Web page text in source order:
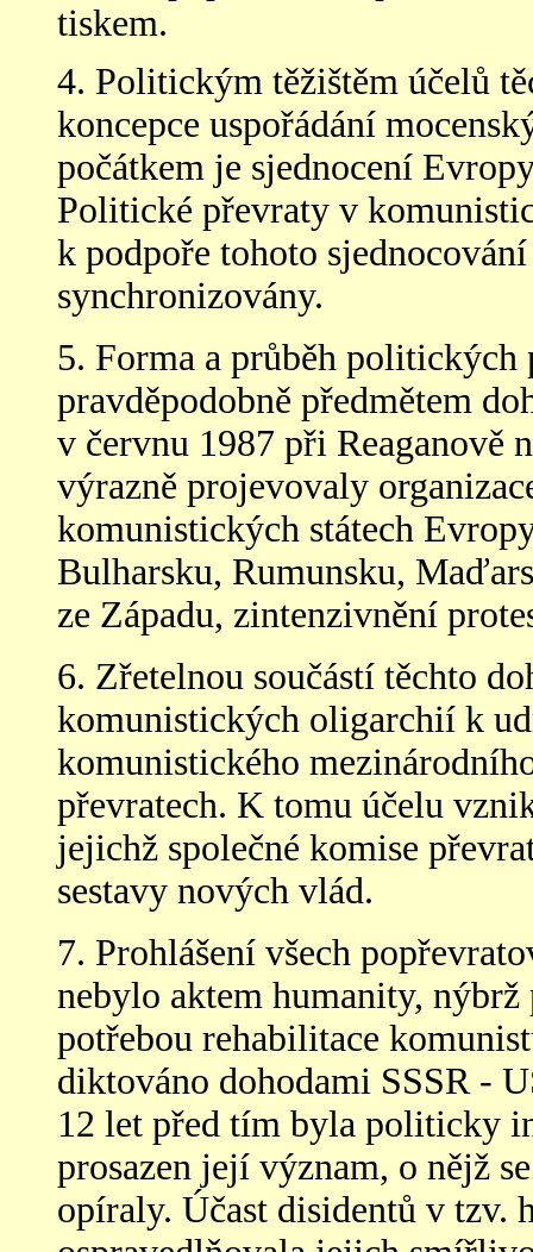
tiskem.
4. Politickým těžištěm účelů
koncepce uspořádání
počátkem je sjednocení
Politické převraty v
k podpoře tohoto
synchronizovány.
5. Forma a průběh
pravděpodobně předmětem
v červnu 1987 při Reaganově
výrazně projevovaly
komunistických státech
Bulharsku, Rumunsku,
ze Západu, zintenzivnění
6. Zřetelnou součástí těchto
komunistických oligarchií k
komunistického
převratech. K tomu účelu
jejichž společné komise
sestavy nových vlád.
7. Prohlášení všech
nebylo aktem humanity,
potřebou rehabilitace
diktováno dohodami SSSR -
12 let před tím byla politicky
prosazen její význam, o nějž
opíraly. Účast disidentů v tzv.